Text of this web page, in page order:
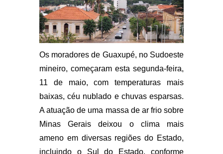
Os moradores de Guaxupé, no Sudoeste
mineiro, começaram esta segunda-feira,
11 de maio, com temperaturas mais
baixas, céu nublado e chuvas esparsas.
A atuação de uma massa de ar frio sobre
Minas Gerais deixou o clima mais
ameno em diversas regiões do Estado,
incluindo o Sul do Estado, conforme